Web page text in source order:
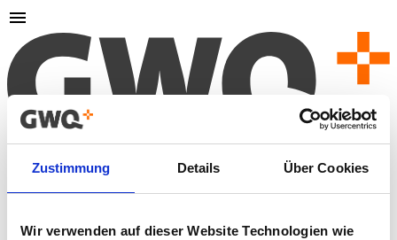
Zustimmung Details Über Cookies
Wir verwenden auf dieser Website Technologien wie
Seite nicht gefunden